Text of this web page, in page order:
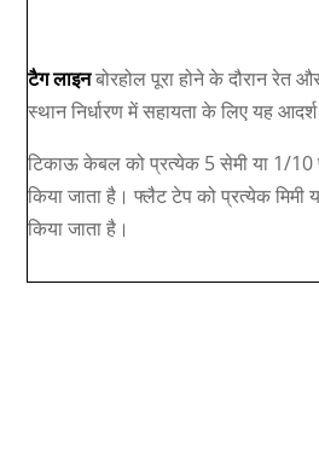
टैग लाइनबोरहोल पूरा होने के दौरान रेत
स्थान निर्धारण में सहायता के लिए यह
टिकाऊ केबल को प्रत्येक 5 सेमी या 1/10
किया जाता है। फ्लैट टेप को प्रत्येक मिमी
किया जाता है।